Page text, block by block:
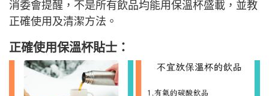
消委會提醒，不是所有飲品均能用保溫杯盛載，並教
正確使用及清潔方法。
正確使用保溫杯貼士：